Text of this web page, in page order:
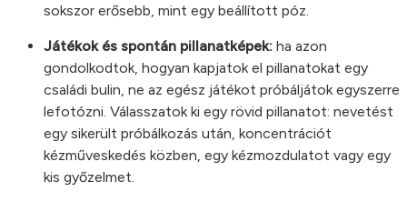
sokszor erősebb, mint egy beállított póz.
Játékok és spontán pillanatképek: ha azon
gondolkodtok, hogyan kapjatok el pillanatokat egy
családi bulin, ne az egész játékot próbáljátok egyszerre
lefotózni. Válasszatok ki egy rövid pillanatot: nevetést
egy sikerült próbálkozás után, koncentrációt
kézműveskedés közben, egy kézmozdulatot vagy egy
kis győzelmet.